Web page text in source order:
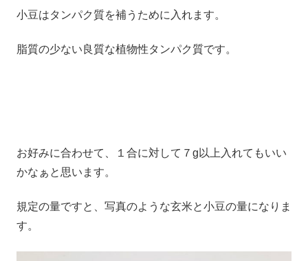
小豆はタンパク質を補うために入れます。
脂質の少ない良質な植物性タンパク質です。
お好みに合わせて、１合に対して７g以上入れてもいい
かなぁと思います。
規定の量ですと、写真のような玄米と小豆の量になりま
す。